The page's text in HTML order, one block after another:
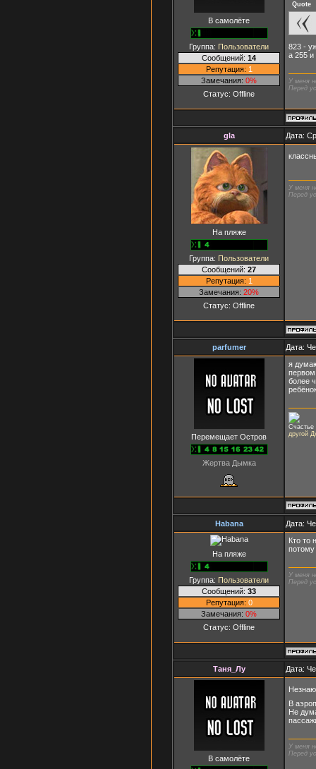
В самолёте
Группа: Пользователи
Сообщений: 14
Репутация: 1
Замечания: 0%
Статус: Offline
Quote
823 -
а 255 и
У меня
Перед
gla Дата:
На пляже
Группа: Пользователи
Сообщений: 27
Репутация: 1
Замечания: 20%
Статус: Offline
У меня
Перед
parfumer Дата:
Перемещает Остров
Жертва Дымка
я
первом
более
Счастье
другой
Habana Дата:
На пляже
Группа: Пользователи
Сообщений: 33
Репутация: 0
Замечания: 0%
Статус: Offline
Кто то
потому
У меня
Перед
Таня_Лу Дата:
В самолёте
В
Не
У меня
Перед